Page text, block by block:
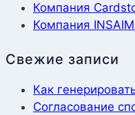
Компания
Компания
Свежие записи
Как
Согласование